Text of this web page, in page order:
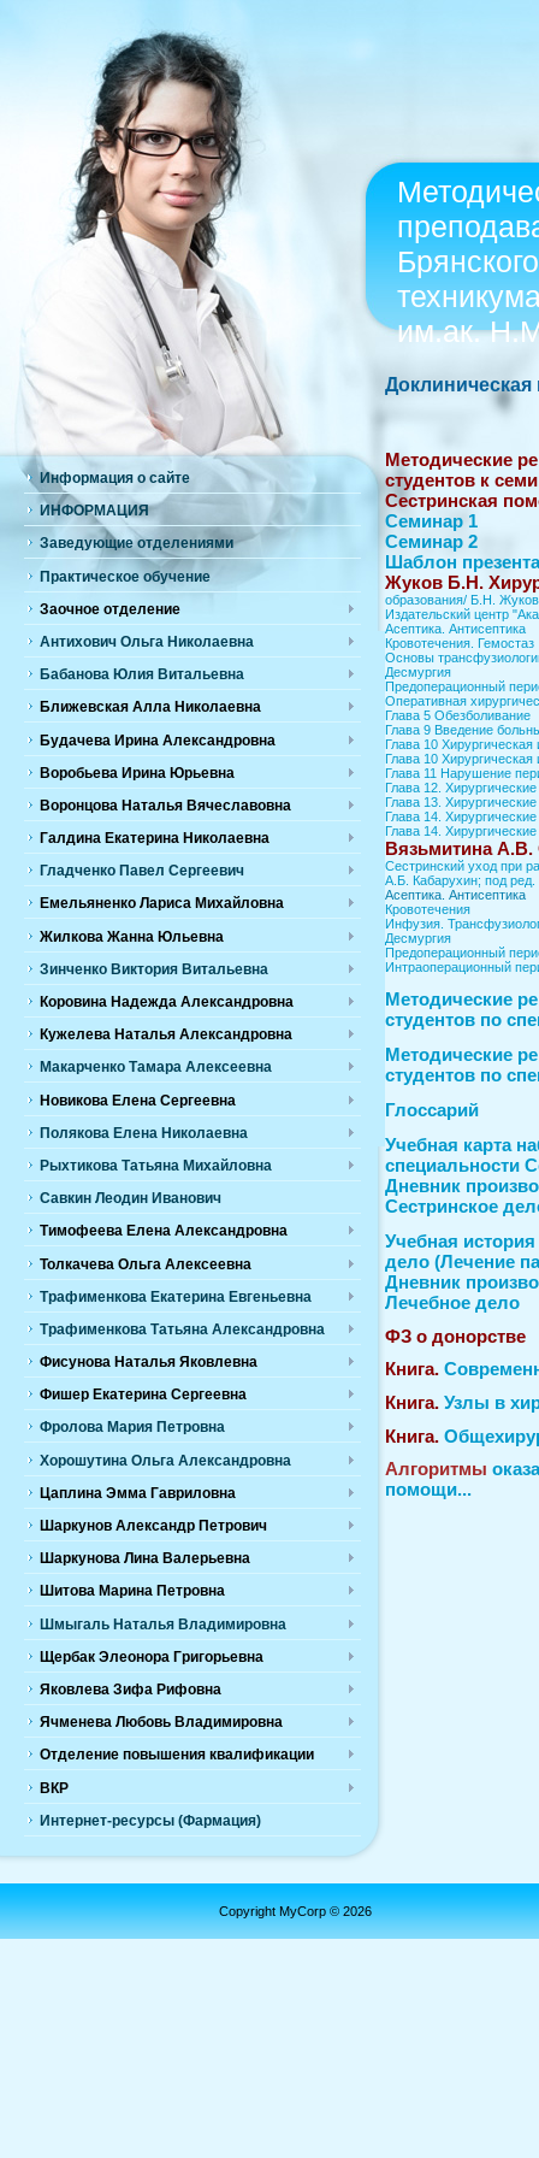
Информация о сайте
ИНФОРМАЦИЯ
Заведующие отделениями
Практическое обучение
Заочное отделение
Антихович Ольга Николаевна
Бабанова Юлия Витальевна
Ближевская Алла Николаевна
Будачева Ирина Александровна
Воробьева Ирина Юрьевна
Воронцова Наталья Вячеславовна
Галдина Екатерина Николаевна
Гладченко Павел Сергеевич
Емельяненко Лариса Михайловна
Жилкова Жанна Юльевна
Зинченко Виктория Витальевна
Коровина Надежда Александровна
Кужелева Наталья Александровна
Макарченко Тамара Алексеевна
Новикова Елена Сергеевна
Полякова Елена Николаевна
Рыхтикова Татьяна Михайловна
Савкин Леодин Иванович
Тимофеева Елена Александровна
Толкачева Ольга Алексеевна
Трафименкова Екатерина Евгеньевна
Трафименкова Татьяна Александровна
Фисунова Наталья Яковлевна
Фишер Екатерина Сергеевна
Фролова Мария Петровна
Хорошутина Ольга Александровна
Цаплина Эмма Гавриловна
Шаркунов Александр Петрович
Шаркунова Лина Валерьевна
Шитова Марина Петровна
Шмыгаль Наталья Владимировна
Щербак Элеонора Григорьевна
Яковлева Зифа Рифовна
Ячменева Любовь Владимировна
Отделение повышения квалификации
ВКР
Интернет-ресурсы (Фармация)
им.ак.
Доклиническая
Методические
студентов к
Сестринская
Семинар 1
Семинар 2
Шаблон
Жуков Б.Н.
образования/ Б.Н.
Издательский центр
Асептика. Антисептика
Кровотечения. Гемостаз
Основы
Десмургия
Предоперационный
Оперативная
Глава 5 Обезболивание
Глава 9 Введение
Глава 10
Глава 10
Глава 11 Нарушение
Глава 12.
Глава 13.
Глава 14.
Глава 14.
Вязьмитина А.В.
Сестринский уход при
А.Б. Кабарухин; под
Асептика. Антисептика
Кровотечения
Инфузия.
Десмургия
Предоперационный
Интраоперационный
Методические
студентов по
Методические
студентов по
Глоссарий
Учебная карта
специальности
Дневник
Сестринское
Учебная
дело (Лечение
Дневник
Лечебное дело
ФЗ о донорстве
Книга.
Книга. Узлы в
Книга.
Алгоритмы
помощи...
Copyright MyCorp © 2026